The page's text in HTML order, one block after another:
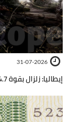
31-07-2026
إيطاليا: زلزال بقوة 4.7 درجة يهز منطقة قريبة من نابولي